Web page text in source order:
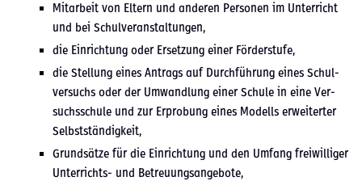
Mitar­beit von Eltern und anderen Per­so­n­en im Unter­richt
und bei Schul­ver­anstal­tun­gen,
die Ein­rich­tung oder Erset­zung ein­er Förder­stufe,
die Stel­lung eines Antrags auf Durch­führung eines Schul­
ver­suchs oder der Umwand­lung ein­er Schule in eine Ver­
suchss­chule und zur Erprobung eines Mod­ells erweit­ert­er
Selb­st­ständigkeit,
Grund­sätze für die Ein­rich­tung und den Umfang frei­williger
Unter­richts- und Betreu­ungsange­bote,